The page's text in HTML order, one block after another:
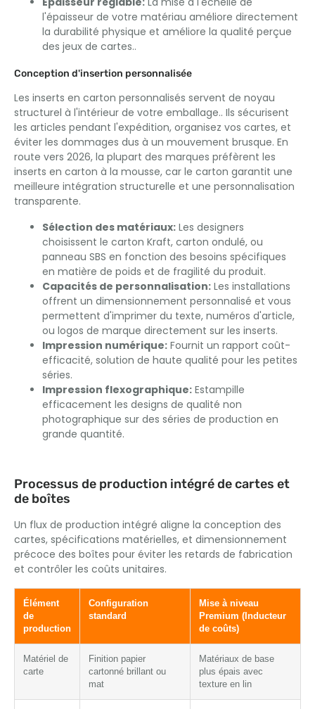
l'épaisseur de votre matériau améliore directement
la durabilité physique et améliore la qualité perçue
des jeux de cartes..
Conception d'insertion personnalisée
Les inserts en carton personnalisés servent de noyau
structurel à l'intérieur de votre emballage.. Ils sécurisent
les articles pendant l'expédition, organisez vos cartes, et
éviter les dommages dus à un mouvement brusque. En
route vers 2026, la plupart des marques préfèrent les
inserts en carton à la mousse, car le carton garantit une
meilleure intégration structurelle et une personnalisation
transparente.
Sélection des matériaux: Les designers
choisissent le carton Kraft, carton ondulé, ou
panneau SBS en fonction des besoins spécifiques
en matière de poids et de fragilité du produit.
Capacités de personnalisation: Les installations
offrent un dimensionnement personnalisé et vous
permettent d'imprimer du texte, numéros d'article,
ou logos de marque directement sur les inserts.
Impression numérique: Fournit un rapport coût-
efficacité, solution de haute qualité pour les petites
séries.
Impression flexographique: Estampille
efficacement les designs de qualité non
photographique sur des séries de production en
grande quantité.
Processus de production intégré de cartes et
de boîtes
Un flux de production intégré aligne la conception des
cartes, spécifications matérielles, et dimensionnement
précoce des boîtes pour éviter les retards de fabrication
et contrôler les coûts unitaires.
Élément
de
production
Configuration
standard
Mise à niveau
Premium (Inducteur
de coûts)
Matériel de
carte
Finition papier
cartonné brillant ou
mat
Matériaux de base
plus épais avec
texture en lin